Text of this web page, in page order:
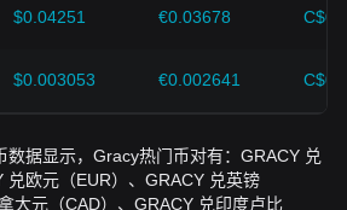
$0.04251 €0.03678
$0.003053 €0.002641
数据显示，Gracy热门币对有：GRACY 兑
兑欧元（EUR）、GRACY 兑英镑
大元（CAD）、GRACY 兑印度卢比